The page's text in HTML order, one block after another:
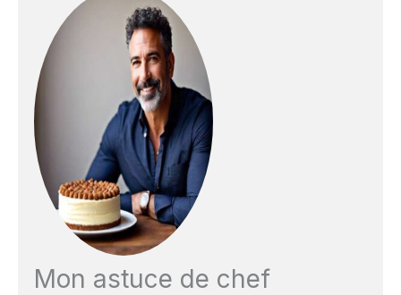
Mon astuce de chef